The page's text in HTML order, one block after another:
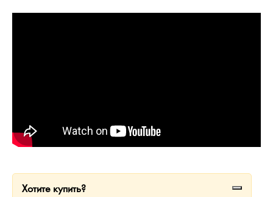
Хотите купить?